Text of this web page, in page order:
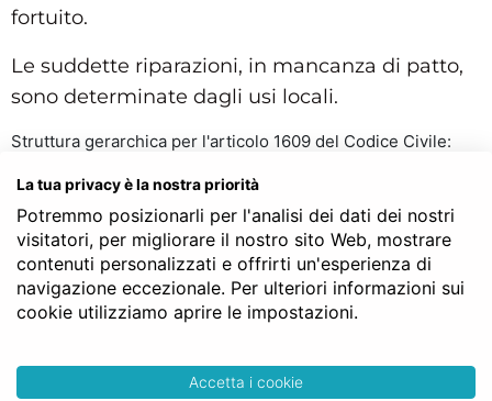
fortuito.
Le suddette riparazioni, in mancanza di patto,
sono determinate dagli usi locali.
Struttura gerarchica per l'articolo 1609 del Codice Civile:
LIBRO QUARTO - Delle obbligazioni
TITOLO III - Dei singoli contratti
Capo VI - Della locazione
Sezione II - Della locazione di fondi urbani
Art. 1609
SERVE LA CONSULENZA DEL NOTAIO?
La tua privacy è la nostra priorità
Potremmo posizionarli per l'analisi dei dati dei nostri
visitatori, per migliorare il nostro sito Web, mostrare
contenuti personalizzati e offrirti un'esperienza di
navigazione eccezionale. Per ulteriori informazioni sui
cookie utilizziamo aprire le impostazioni.
Accetta i cookie